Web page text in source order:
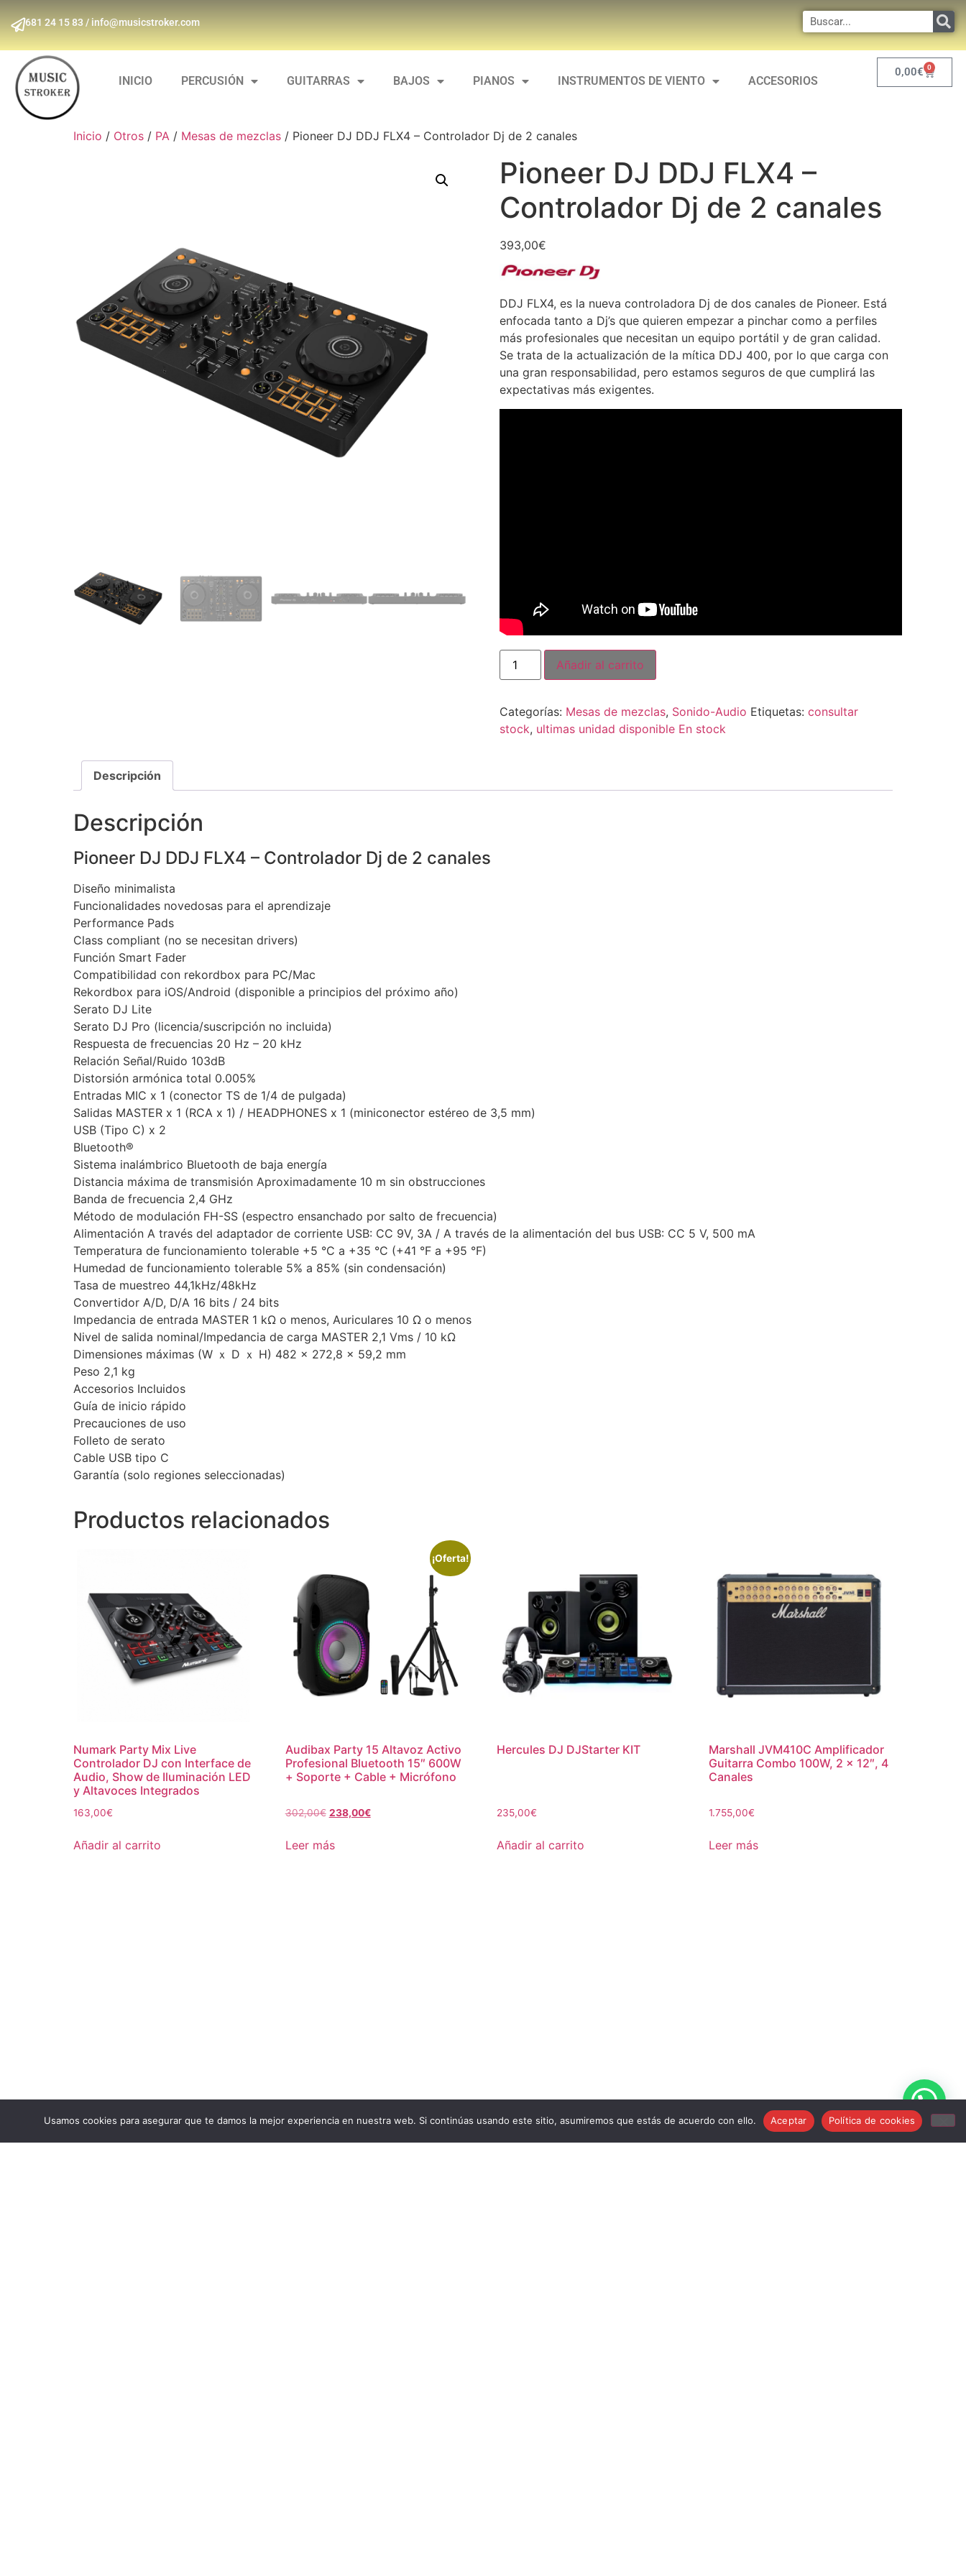
681 24 15 83 / info@musicstroker.com
INICIO PERCUSIÓN GUITARRAS BAJOS PIANOS INSTRUMENTOS DE VIENTO ACCESORIOS
0,00€ 0
Inicio / Otros / PA / Mesas de mezclas / Pioneer DJ DDJ FLX4 – Controlador Dj de 2 canales
Pioneer DJ DDJ FLX4 –
Controlador Dj de 2 canales
393,00€
DDJ FLX4, es la nueva controladora Dj de dos canales de Pioneer. Está
enfocada tanto a Dj’s que quieren empezar a pinchar como a perfiles
más profesionales que necesitan un equipo portátil y de gran calidad.
Se trata de la actualización de la mítica DDJ 400, por lo que carga con
una gran responsabilidad, pero estamos seguros de que cumplirá las
expectativas más exigentes.
Añadir al carrito
Categorías: Mesas de mezclas, Sonido-Audio Etiquetas: consultar
stock, ultimas unidad disponible En stock
Descripción
Descripción
Pioneer DJ DDJ FLX4 – Controlador Dj de 2 canales
Diseño minimalista
Funcionalidades novedosas para el aprendizaje
Performance Pads
Class compliant (no se necesitan drivers)
Función Smart Fader
Compatibilidad con rekordbox para PC/Mac
Rekordbox para iOS/Android (disponible a principios del próximo año)
Serato DJ Lite
Serato DJ Pro (licencia/suscripción no incluida)
Respuesta de frecuencias 20 Hz – 20 kHz
Relación Señal/Ruido 103dB
Distorsión armónica total 0.005%
Entradas MIC x 1 (conector TS de 1/4 de pulgada)
Salidas MASTER x 1 (RCA x 1) / HEADPHONES x 1 (miniconector estéreo de 3,5 mm)
USB (Tipo C) x 2
Bluetooth®
Sistema inalámbrico Bluetooth de baja energía
Distancia máxima de transmisión Aproximadamente 10 m sin obstrucciones
Banda de frecuencia 2,4 GHz
Método de modulación FH-SS (espectro ensanchado por salto de frecuencia)
Alimentación A través del adaptador de corriente USB: CC 9V, 3A / A través de la alimentación del bus USB: CC 5 V, 500 mA
Temperatura de funcionamiento tolerable +5 °C a +35 °C (+41 °F a +95 °F)
Humedad de funcionamiento tolerable 5% a 85% (sin condensación)
Tasa de muestreo 44,1kHz/48kHz
Convertidor A/D, D/A 16 bits / 24 bits
Impedancia de entrada MASTER 1 kΩ o menos, Auriculares 10 Ω o menos
Nivel de salida nominal/Impedancia de carga MASTER 2,1 Vms / 10 kΩ
Dimensiones máximas (W ｘ D ｘ H) 482 x 272,8 x 59,2 mm
Peso 2,1 kg
Accesorios Incluidos
Guía de inicio rápido
Precauciones de uso
Folleto de serato
Cable USB tipo C
Garantía (solo regiones seleccionadas)
Productos relacionados
Numark Party Mix Live
Controlador DJ con Interface de
Audio, Show de Iluminación LED
y Altavoces Integrados
163,00€
Añadir al carrito
¡Oferta!
Audibax Party 15 Altavoz Activo
Profesional Bluetooth 15″ 600W
+ Soporte + Cable + Micrófono
302,00€ 238,00€
Leer más
Hercules DJ DJStarter KIT
235,00€
Añadir al carrito
Marshall JVM410C Amplificador
Guitarra Combo 100W, 2 x 12″, 4
Canales
1.755,00€
Leer más
Usamos cookies para asegurar que te damos la mejor experiencia en nuestra web. Si continúas usando este sitio, asumiremos que estás de acuerdo con ello. Aceptar Política de cookies